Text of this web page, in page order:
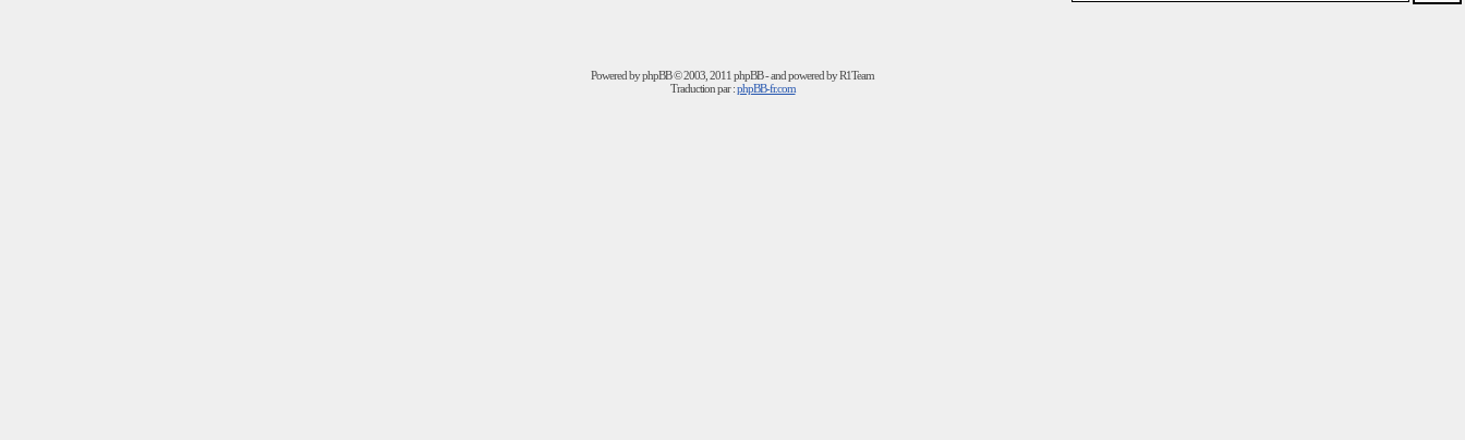
Powered byphpBB© 2003, 2011 phpBB - and powered by R1Team
Traduction par :phpBB-fr.com